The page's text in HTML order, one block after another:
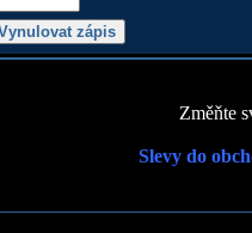
Změňte
Slevy do